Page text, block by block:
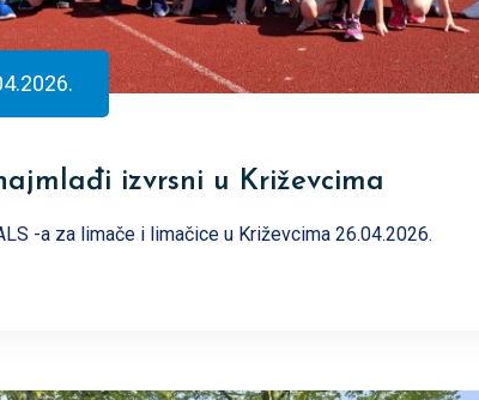
izvrsni u Križevcima
-a za limače i limačice u Križevcima 26.04.2026.